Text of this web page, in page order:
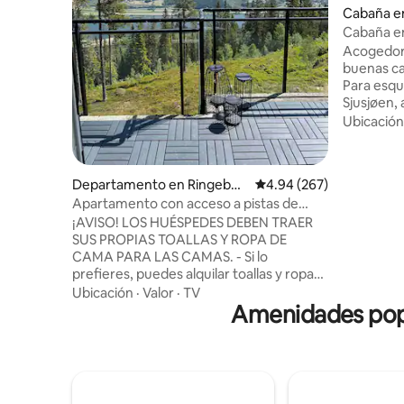
Departamento en Ringebu
kommune
Calificación promedio:
4.94 (267)
Apartamento con acceso a pistas de
esquí y vistas panorámicas
¡AVISO! LOS HUÉSPEDES DEBEN TRAER
SUS PROPIAS TOALLAS Y ROPA DE
CAMA PARA LAS CAMAS. - Si lo
prefieres, puedes alquilar toallas y ropa
de cama por 150 NOK por persona. - Hay
almohadas y edredones para todos los
lugares para dormir en el apartamento.
Ubicación · Valor · TV
Cabaña
Cabaña
buenas
Para
Sjusjøen,
Hafjell/
de fondo
con
Ubicación
Amenidades